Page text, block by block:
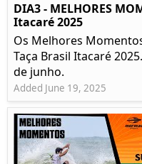
DIA3 - MELHORES
Itacaré 2025
Os Melhores
Taça Brasil Itacaré
de junho.
Added June 19, 2025